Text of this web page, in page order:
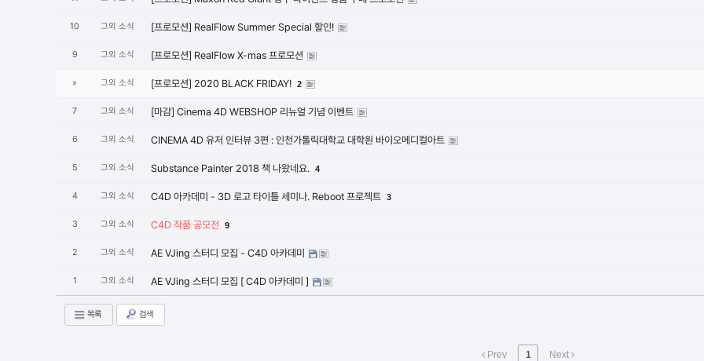
10 그외 소식 [프로모션] RealFlow Summer Special 할인!
9 그외 소식 [프로모션] RealFlow X-mas 프로모션
» 그외 소식 [프로모션] 2020 BLACK FRIDAY! 2
7 그외 소식 [마감] Cinema 4D WEBSHOP 리뉴얼 기념 이벤트
6 그외 소식 CINEMA 4D 유저 인터뷰 3편 : 인천가톨릭대학교 대학원 바이오메디컬아트
5 그외 소식 Substance Painter 2018 책 나왔네요. 4
4 그외 소식 C4D 아카데미 - 3D 로고 타이틀 세미나. Reboot 프로젝트 3
3 그외 소식 C4D 작품 공모전 9
2 그외 소식 AE VJing 스터디 모집 - C4D 아카데미
1 그외 소식 AE VJing 스터디 모집 [ C4D 아카데미 ]
목록 검색
Prev 1 Next